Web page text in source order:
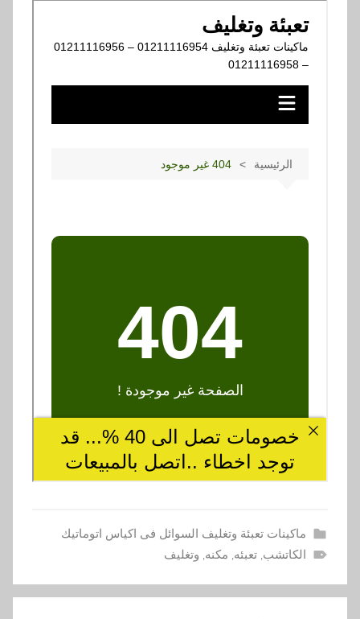
ماكينات تعبئة وتغليف السوائل فى اكياس اتوماتيك
الكاتشب,تعبئه, مكنه, وتغليف